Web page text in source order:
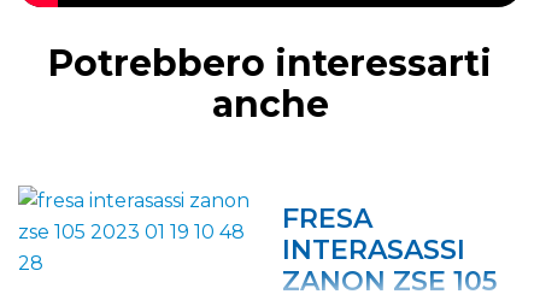
Potrebbero interessarti
anche
FRESA
INTERASASSI
ZANON ZSE 105